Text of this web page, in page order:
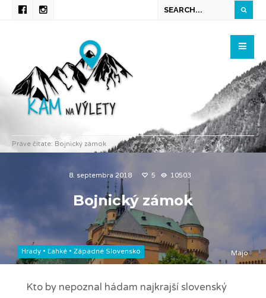
Práve čítate: Bojnický zámok
8. septembra 2018 5 10503
Majo
Bojnický zámok
Hrady • Ľahké • Západné Slovensko
Kto by nepoznal hádam najkrajší slovenský